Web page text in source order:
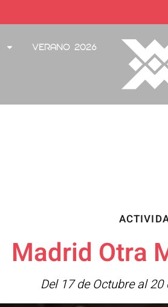
Verano 2026
Madrid Otra
Del 17 de Octubre al